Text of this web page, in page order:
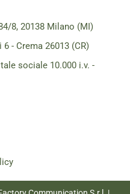
8, 20138 Milano (MI)
- Crema 26013 (CR)
sociale 10.000 i.v. -